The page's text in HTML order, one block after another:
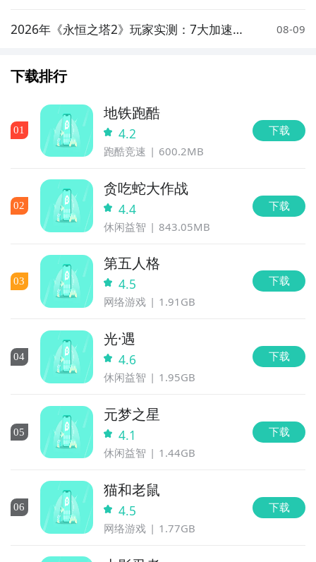
2026年《永恒之塔2》玩家实测：7大加速器
08-09
下载排行
01
地铁跑酷
4.2
跑酷竞速 600.2MB
下载
02
贪吃蛇大作战
4.4
休闲益智 843.05MB
下载
03
第五人格
4.5
网络游戏 1.91GB
下载
04
光·遇
4.6
休闲益智 1.95GB
下载
05
元梦之星
4.1
休闲益智 1.44GB
下载
06
猫和老鼠
4.5
网络游戏 1.77GB
下载